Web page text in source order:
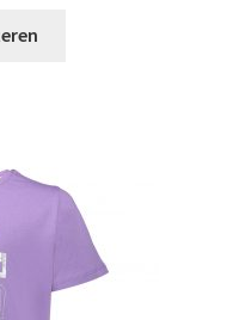
is:
optie
kan
gekozen
worden